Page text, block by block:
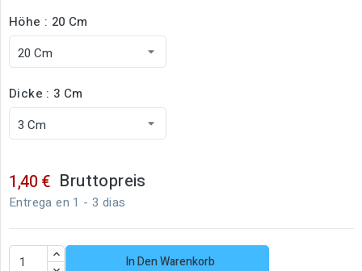
Höhe : 20 Cm
Dicke : 3 Cm
1,40 € Bruttopreis
Entrega en 1 - 3 dias
In Den Warenkorb